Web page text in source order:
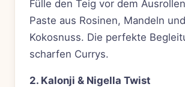
Fülle den Teig vor dem
Paste aus Rosinen, Mandeln und
Kokosnuss. Die perfekte
scharfen Currys.
2. Kalonji & Nigella Twist